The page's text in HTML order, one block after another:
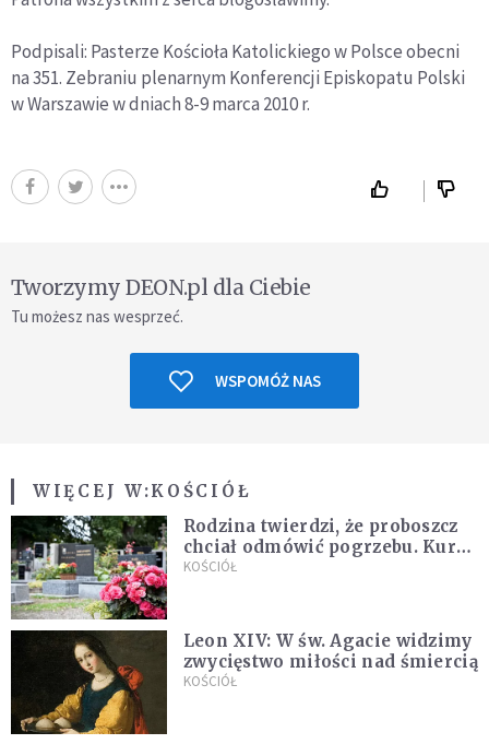
Podpisali: Pasterze Kościoła Katolickiego w Polsce obecni
na 351. Zebraniu plenarnym Konferencji Episkopatu Polski
w Warszawie w dniach 8-9 marca 2010 r.
Tworzymy DEON.pl dla Ciebie
Tu możesz nas wesprzeć.
WSPOMÓŻ NAS
WIĘCEJ W:KOŚCIÓŁ
Rodzina twierdzi, że proboszcz
chciał odmówić pogrzebu. Kuria
zapowiada wyjaśnienia
KOŚCIÓŁ
Leon XIV: W św. Agacie widzimy
zwycięstwo miłości nad śmiercią
KOŚCIÓŁ